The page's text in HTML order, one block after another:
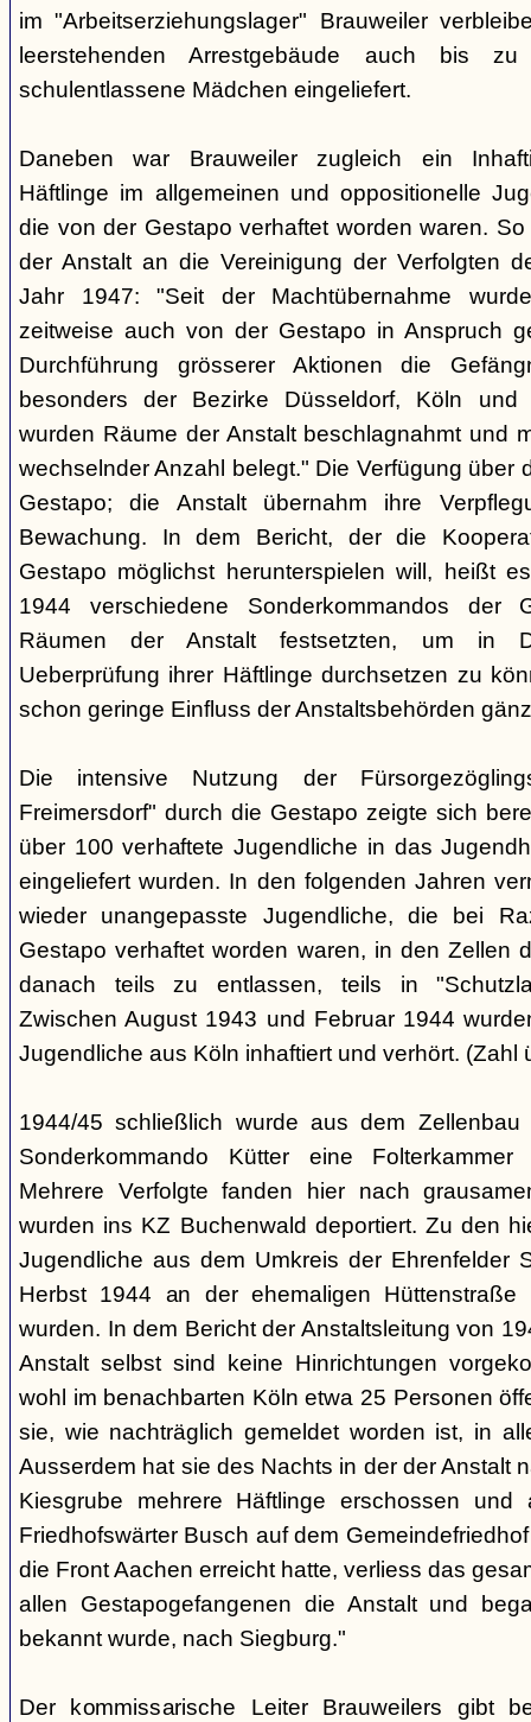
im "Arbeitserziehungslager" Brauweiler
leerstehenden Arrestgebäude auch bis zu
schulentlassene Mädchen eingeliefert.
Daneben war Brauweiler zugleich ein
Häftlinge im allgemeinen und oppositionelle
die von der Gestapo verhaftet worden waren.
der Anstalt an die Vereinigung der Verfolgten
Jahr 1947: "Seit der Machtübernahme
zeitweise auch von der Gestapo in Anspruch
Durchführung grösserer Aktionen die
besonders der Bezirke Düsseldorf, Köln und
wurden Räume der Anstalt beschlagnahmt und
wechselnder Anzahl belegt." Die Verfügung über
Gestapo; die Anstalt übernahm ihre
Bewachung. In dem Bericht, der die
Gestapo möglichst herunterspielen will, heißt
1944 verschiedene Sonderkommandos der
Räumen der Anstalt festsetzten, um in
Ueberprüfung ihrer Häftlinge durchsetzen zu
schon geringe Einfluss der Anstaltsbehörden
Die intensive Nutzung der
Freimersdorf" durch die Gestapo zeigte sich
über 100 verhaftete Jugendliche in das
eingeliefert wurden. In den folgenden Jahren
wieder unangepasste Jugendliche, die bei
Gestapo verhaftet worden waren, in den Zellen
danach teils zu entlassen, teils in
Zwischen August 1943 und Februar 1944
Jugendliche aus Köln inhaftiert und verhört. (Zahl
1944/45 schließlich wurde aus dem
Sonderkommando Kütter eine
Mehrere Verfolgte fanden hier nach
wurden ins KZ Buchenwald deportiert. Zu den
Jugendliche aus dem Umkreis der Ehrenfelder
Herbst 1944 an der ehemaligen Hüttenstraße
wurden. In dem Bericht der Anstaltsleitung von
Anstalt selbst sind keine Hinrichtungen
wohl im benachbarten Köln etwa 25 Personen
sie, wie nachträglich gemeldet worden ist, in
Ausserdem hat sie des Nachts in der der Anstalt
Kiesgrube mehrere Häftlinge erschossen und
Friedhofswärter Busch auf dem
die Front Aachen erreicht hatte, verliess das
allen Gestapogefangenen die Anstalt und
bekannt wurde, nach Siegburg."
Der kommissarische Leiter Brauweilers gibt